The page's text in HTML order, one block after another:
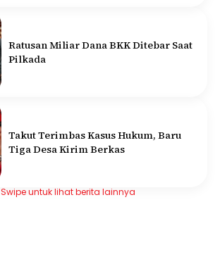
Ratusan Miliar Dana BKK Ditebar Saat
Pilkada
Takut Terimbas Kasus Hukum, Baru
Tiga Desa Kirim Berkas
Swipe untuk lihat berita lainnya